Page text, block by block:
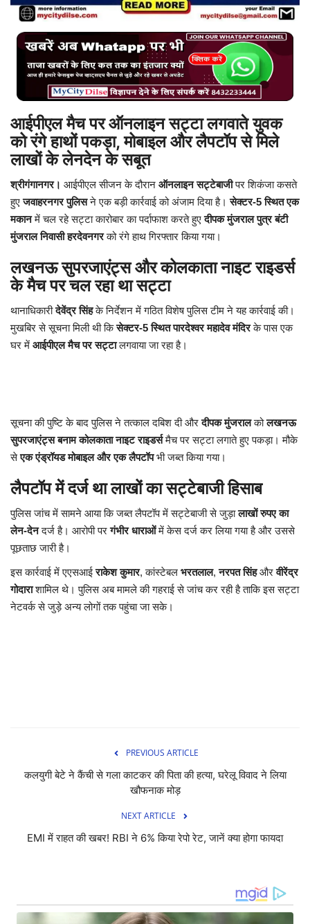
आईपीएल मैच पर ऑनलाइन सट्टा लगवाते युवक
को रंगे हाथों पकड़ा, मोबाइल और लैपटॉप से मिले
लाखों के लेनदेन के सबूत
श्रीगंगानगर। आईपीएल सीजन के दौरान ऑनलाइन सट्टेबाजीपर शिकंजा कसते
हुएजवाहरनगर पुलिसने एक बड़ी कार्रवाई को अंजाम दिया है।सेक्टर-5 स्थित एक
मकानमें चल रहे सट्टा कारोबार का पर्दाफाश करते हुएदीपक मुंजराल पुत्र बंटी
मुंजराल निवासी हरदेवनगरको रंगे हाथ गिरफ्तार किया गया।
लखनऊ सुपरजाएंट्स और कोलकाता नाइट राइडर्स
के मैच पर चल रहा था सट्टा
थानाधिकारीदेवेंद्र सिंहके निर्देशन में गठित विशेष पुलिस टीम ने यह कार्रवाई की।
मुखबिर से सूचना मिली थी किसेक्टर-5 स्थित पारदेश्वर महादेव मंदिरके पास एक
घर में आईपीएल मैच पर सट्टालगवाया जा रहा है।
सूचना की पुष्टि के बाद पुलिस ने तत्काल दबिश दी औरदीपक मुंजरालकोलखनऊ
सुपरजाएंट्स बनाम कोलकाता नाइट राइडर्समैच पर सट्टा लगाते हुए पकड़ा। मौके
सेएक एंड्रॉयड मोबाइल और एक लैपटॉपभी जब्त किया गया।
लैपटॉप में दर्ज था लाखों का सट्टेबाजी हिसाब
पुलिस जांच में सामने आया कि जब्त लैपटॉप में सट्टेबाजी से जुड़ालाखों रुपए का
लेन-देनदर्ज है। आरोपी परगंभीर धाराओंमें केस दर्ज कर लिया गया है और उससे
पूछताछ जारी है।
इस कार्रवाई में एएसआईराकेश कुमार, कांस्टेबल भरतलाल,नरपत सिंहऔरवीरेंद्र
गोदाराशामिल थे। पुलिस अब मामले की गहराई से जांच कर रही है ताकि इस सट्टा
नेटवर्क से जुड़े अन्य लोगों तक पहुंचा जा सके।
PREVIOUS ARTICLE
कलयुगी बेटे ने कैंची से गला काटकर की पिता की हत्या, घरेलू विवाद ने लिया
खौफनाक मोड़
NEXT ARTICLE
EMI में राहत की खबर! RBI ने 6% किया रेपो रेट, जानें क्या होगा फायदा